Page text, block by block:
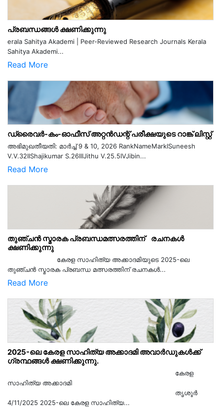
പ്രബന്ധങ്ങൾ ക്ഷണിക്കുന്നു
erala Sahitya Akademi | Peer-Reviewed Research Journals Kerala
Sahitya Akademi...
Read More
ഡ്രൈവർ-കം-ഓഫീസ് അറ്റൻഡന്റ് പരീക്ഷയുടെ റാങ്ക് ലിസ്റ്റ്
അഭിമുഖതീയതി: മാർച്ച് 9 & 10, 2026 RankNameMarkISuneesh
V.V.32IIShajikumar S.26IIIJithu V.25.5IVJibin...
Read More
തുഞ്ചൻ സ്മാരക പ്രബന്ധമത്സരത്തിന് രചനകൾ
ക്ഷണിക്കുന്നു
കേരള സാഹിത്യ അക്കാദമിയുടെ 2025-ലെ
തുഞ്ചൻ സ്മാരക പ്രബന്ധ മത്സരത്തിന് രചനകൾ...
Read More
2025-ലെ കേരള സാഹിത്യ അക്കാദമി അവാർഡുകൾക്ക്
ഗ്രന്ഥങ്ങൾ ക്ഷണിക്കുന്നു.
കേരള
സാഹിത്യ അക്കാദമി
തൃശൂര്‍
4/11/2025 2025-ലെ കേരള സാഹിത്യ...